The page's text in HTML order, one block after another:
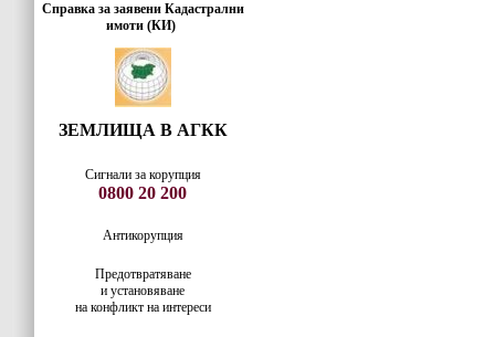
Справка за заявени Кадастрални
имоти (КИ)
ЗЕМЛИЩА В АГКК
Сигнали за корупция
0800 20 200
Антикорупция
Предотвратяване
и установяване
на конфликт на интереси